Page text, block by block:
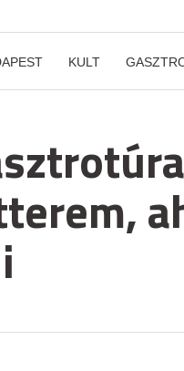
KULT